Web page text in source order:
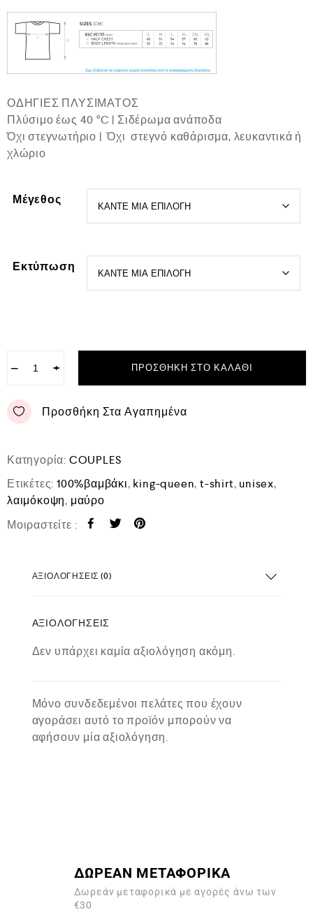
ΟΔΗΓΙΕΣ ΠΛΥΣΙΜΑΤΟΣ
Πλύσιμο έως 40 °C | Σιδέρωμα ανάποδα
Όχι στεγνωτήριο | Όχι στεγνό καθάρισμα, λευκαντικά ή
χλώριο
Μέγεθος
Εκτύπωση
− + ΠΡΟΣΘΉΚΗ ΣΤΟ ΚΑΛΆΘΙ
Προσθήκη Στα Αγαπημένα
Κατηγορία: COUPLES
Ετικέτες: 100%βαμβάκι, king-queen,t-shirt, unisex,
λαιμόκοψη, μαύρο
Μοιραστείτε :
ΑΞΙΟΛΟΓΉΣΕΙΣ (0)
ΑΞΙΟΛΟΓΉΣΕΙΣ
Δεν υπάρχει καμία αξιολόγηση ακόμη.
Μόνο συνδεδεμένοι πελάτες που έχουν
αγοράσει αυτό το προϊόν μπορούν να
αφήσουν μία αξιολόγηση.
ΔΩΡΕΑΝ ΜΕΤΑΦΟΡΙΚΑ
Δωρεάν μεταφορικά με αγορές άνω των
€30